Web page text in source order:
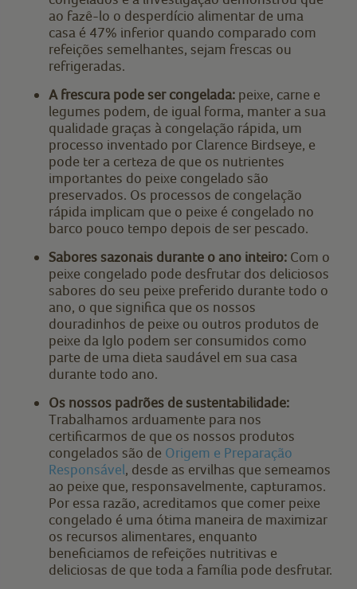
ao fazê-lo o desperdício alimentar de uma
casa é 47% inferior quando comparado com
refeições semelhantes, sejam frescas ou
refrigeradas.
A frescura pode ser congelada: peixe, carne e
legumes podem, de igual forma, manter a sua
qualidade graças à congelação rápida, um
processo inventado por Clarence Birdseye, e
pode ter a certeza de que os nutrientes
importantes do peixe congelado são
preservados. Os processos de congelação
rápida implicam que o peixe é congelado no
barco pouco tempo depois de ser pescado.
Sabores sazonais durante o ano inteiro: Com o
peixe congelado pode desfrutar dos deliciosos
sabores do seu peixe preferido durante todo o
ano, o que significa que os nossos
douradinhos de peixe ou outros produtos de
peixe da Iglo podem ser consumidos como
parte de uma dieta saudável em sua casa
durante todo ano.
Os nossos padrões de sustentabilidade:
Trabalhamos arduamente para nos
certificarmos de que os nossos produtos
congelados são de Origem e Preparação
Responsável, desde as ervilhas que semeamos
ao peixe que, responsavelmente, capturamos.
Por essa razão, acreditamos que comer peixe
congelado é uma ótima maneira de maximizar
os recursos alimentares, enquanto
beneficiamos de refeições nutritivas e
deliciosas de que toda a família pode desfrutar.